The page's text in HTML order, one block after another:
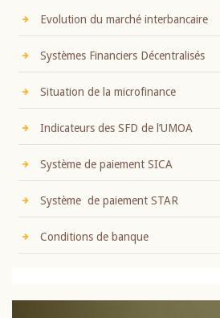
Evolution du marché interbancaire
Systèmes Financiers Décentralisés
Situation de la microfinance
Indicateurs des SFD de l’UMOA
Système de paiement SICA
Système de paiement STAR
Conditions de banque